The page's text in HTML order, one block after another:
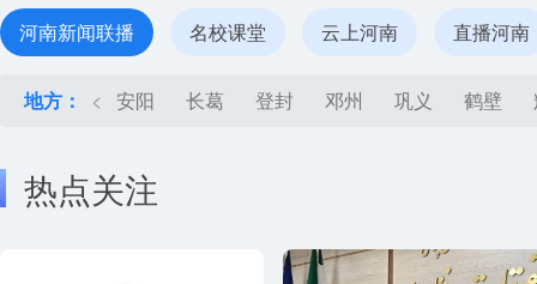
河南新闻联播 名校课堂 云上河南 直播河南
地方： < 安阳 长葛 登封 邓州 巩义 鹤壁
热点关注